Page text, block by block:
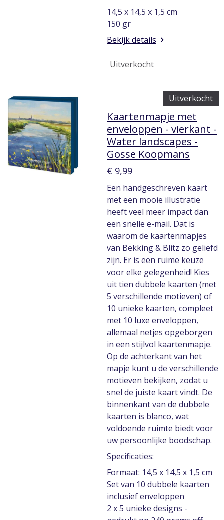
14,5 x 14,5 x 1,5 cm
150 gr
Bekijk details
Uitverkocht
Uitverkocht
Kaartenmapje met
enveloppen - vierkant -
Water landscapes -
Gosse Koopmans
€ 9,99
Een handgeschreven kaart
met een mooie illustratie
heeft veel meer impact dan
een snelle e-mail. Dat is
waarom de kaartenmapjes
van Bekking & Blitz zo geliefd
zijn. Er is een ruime keuze
voor elke gelegenheid! Kies
uit tien dubbele kaarten (met
5 verschillende motieven) of
10 unieke kaarten, compleet
met 10 luxe enveloppen,
allemaal netjes opgeborgen
in een stijlvol kaartenmapje.
Op de achterkant van het
mapje kunt u de verschillende
motieven bekijken, zodat u
snel de juiste kaart vindt. De
binnenkant van de dubbele
kaarten is blanco, wat
voldoende ruimte biedt voor
uw persoonlijke boodschap.
Specificaties:
Formaat: 14,5 x 14,5 x 1,5 cm
Set van 10 dubbele kaarten
inclusief enveloppen
2 x 5 unieke designs -